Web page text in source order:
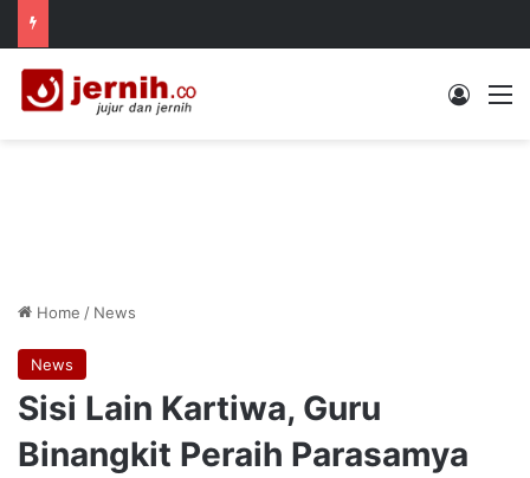
Log In
Home / News
News
Sisi Lain Kartiwa, Guru
Binangkit Peraih Parasamya